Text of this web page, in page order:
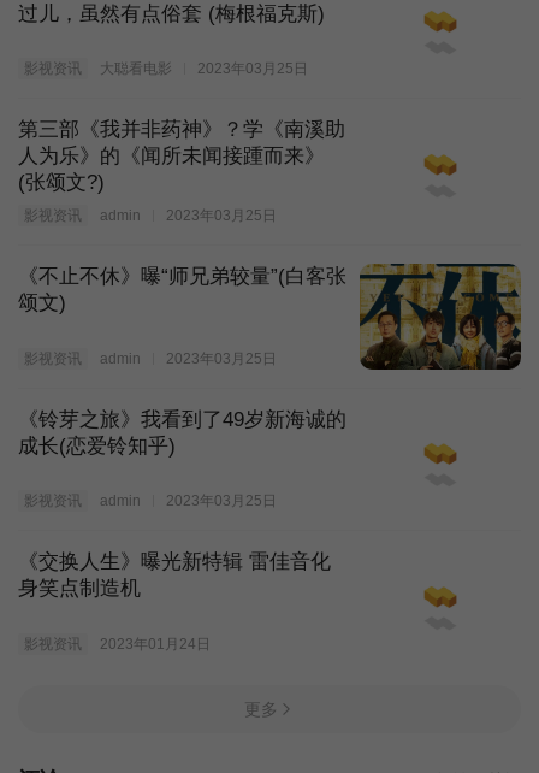
过儿，虽然有点俗套 (梅根福克斯)
影视资讯 大聪看电影 2023年03月25日
第三部《我并非药神》？学《南溪助
人为乐》的《闻所未闻接踵而来》
(张颂文?)
影视资讯 admin 2023年03月25日
《不止不休》曝“师兄弟较量”(白客张
颂文)
影视资讯 admin 2023年03月25日
《铃芽之旅》我看到了49岁新海诚的
成长(恋爱铃知乎)
影视资讯 admin 2023年03月25日
《交换人生》曝光新特辑 雷佳音化
身笑点制造机
影视资讯 2023年01月24日
更多